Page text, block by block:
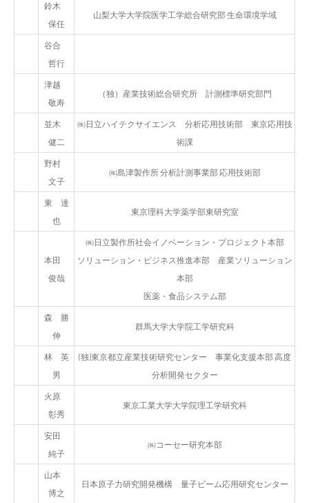
鈴木
保任
山梨大学大学院医学工学総合研究部 生命環境学域
谷合
哲行
津越
敬寿
（独）産業技術総合研究所 計測標準研究部門
並木
健二
㈱日立ハイテクサイエンス 分析応用技術部 東京応用技
術課
野村
文子
㈱島津製作所 分析計測事業部 応用技術部
東 達
也
東京理科大学薬学部東研究室
本田
俊哉
㈱日立製作所社会イノベーション・プロジェクト本部
ソリューション・ビジネス推進本部 産業ソリューション
本部
医薬・食品システム部
森 勝
伸
群馬大学大学院工学研究科
林 英
男
(独)東京都立産業技術研究センター 事業化支援本部 高度
分析開発セクター
火原
彰秀
東京工業大学大学院理工学研究科
安田
純子
㈱コーセー研究本部
山本
博之
日本原子力研究開発機構 量子ビーム応用研究センター